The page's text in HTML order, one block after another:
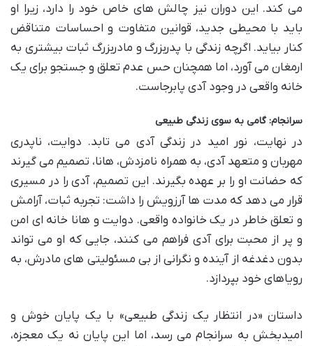
می کند. این دوران نیز چالش های خاص خود را دارد، زیرا او
باید با محیطی جدید، قوانین متفاوت و احساسات متناقض
کنار بیاید. اگرچه زندگی با پدربزرگ و مادربزرگ ثبات بیشتری به
ارمغان می آورد، اما همچنان حس عدم تعلق و جستجو برای یک
خانه واقعی در وجود آدی پابرجاست.
سرانجام: گامی به سوی زندگی طبیعی
در نهایت، نور امید در زندگی آدی می تابد. دوایت، ناپدری
مهربان و متعهد آدی، به همراه نامزدش، هانا، تصمیم می گیرند
که حضانت او را بر عهده بگیرند. این تصمیم، آدی را در مسیری
قرار می دهد که مدت ها آرزویش را داشت: تجربه ثبات، آرامش
و تعلق خاطر در یک خانواده واقعی. دوایت و هانا خانه ای امن
و پر از محبت برای آدی فراهم می کنند، جایی که او می تواند
بدون دغدغه از آینده و نگرانی از بی مسئولیتی های مادرش، به
رویاهای خود بپردازد.
داستان «در انتظار یک زندگی طبیعی» با یک پایان خوش و
امیدبخش به سرانجام می رسد، اما این پایان نه یک معجزه،